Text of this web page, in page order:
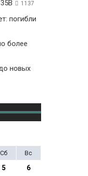
1137
погибли
более
новых
Сб Вс
5
6